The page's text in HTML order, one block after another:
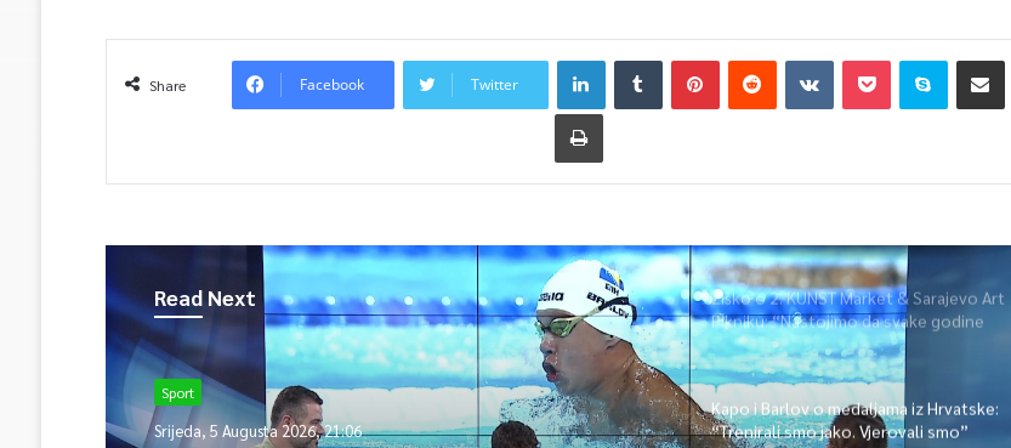
Share Facebook Twitter
Read Next
Sport
Srijeda, 5 Augusta 2026, 21:06
Žiško o 2. KUNST Market & Sarajevo Art
Pikniku: “Nastojimo da svake godine
ponudimo više događaja” (video)
Kapo i Barlov o medaljama iz Hrvatske:
“Trenirali smo jako. Vjerovali smo”